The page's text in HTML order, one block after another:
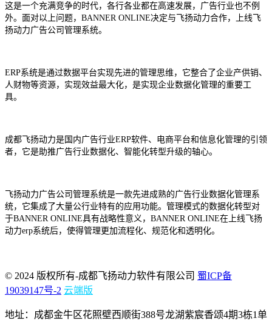
这是一个充满竞争的时代，各行各业都在高速发展， 广告行业也不例
外。面对以上问题， BANNER ONLINE决定与 飞扬动力合作，
上线飞
扬动力广告公司 管理系统。
ERP系统是通过数据平台实现先进的管理思维，它整合了企业产供销、
人财物等资源，实现效益最大化，是实现企业数据化管理的重要工
具。
成都飞扬动力是国内广告行业ERP软件、 电商平台和信息化管理的引领
者，它是助推广告行业数据化、智能化转型升级的轴心。
飞扬动力广告公司 管理系统是一款先进成熟的广告行业数据化管理系
统，它集成了大量公行业特有的应用功能。 管理模式的数据化转型对
于BANNER ONLINE具有战略性意义， BANNER ONLINE在上线飞扬
动力erp系统后，使得管理更加流程化、规范化和透明化。
© 2024 版权所有-成都飞扬动力软件有限公司 蜀ICP备
19039147号-2 云端版
地址：成都金牛区花照壁西顺街388号龙湖紫宸香颂4期3栋1单